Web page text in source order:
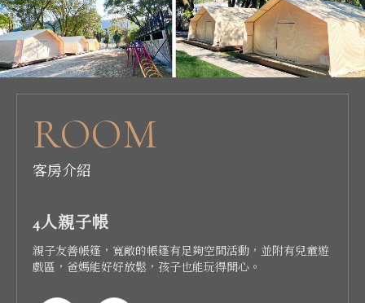
ROOM
客房介紹
豪華4人帳
超大空間配置，行李擺放與室內活動皆寬敞不擁擠；帳內設
有獨立衛浴與冷暖氣設備，並已全面更新，兼顧舒適度與使
大型兩人帳
空間規劃舒適有餘裕，動線順暢，行李放置不壓迫；帳內配
備獨立衛浴與冷暖氣設備，全面更新後更加清新舒適，提供
驛馬車露營車
2022 年全新推出的驛馬車露營車，以美式古典馬車為靈感打
造車體外觀，宛如停泊於森林中的復古列車。 搭配溫潤木質
體驗。 不論是親子同遊還是好友出遊，都能享受專屬空間、
領航者露營車
【領航者露營車】 2022年全新登場美式豪華露營車！
太空艙Villa
獨立庭院專屬客廳帳以及植栽圍籬， 讓一家人的露營生活更
隱密更自在； 是科技結合大自然生活的最佳享受。
4人親子帳
親子友善帳篷，寬敞的帳篷有足夠空間活動，並附有兒童遊
戲區，爸媽能好好放鬆，孩子也能玩得開心。
6人親子帳
人數多也沒關係，大型親子友善帳，三張雙層雙人床墊，還
可變身大通鋪，寬敞的活動空間，充滿孩子的歡笑聲，家庭